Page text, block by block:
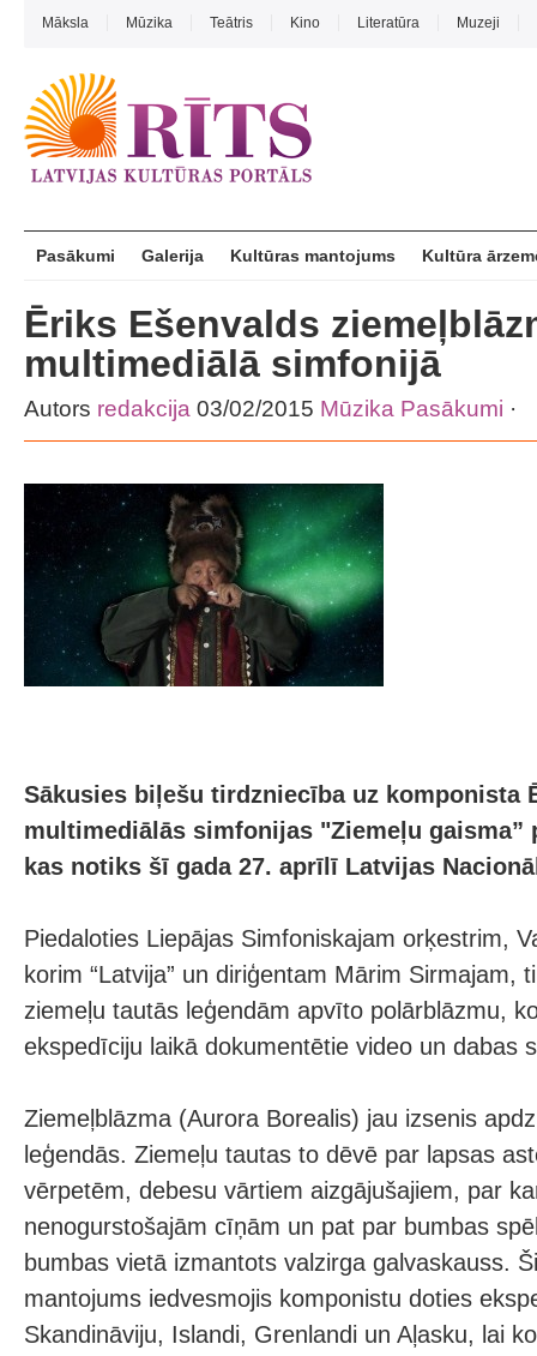
Māksla Mūzika Teātris Kino Literatūra Muzeji
Pasākumi Galerija Kultūras mantojums Kultūra
Ēriks Ešenvalds
multimediālā simfonijā
Autors redakcija 03/02/2015 Mūzika Pasākumi ·
Sākusies biļešu tirdzniecība uz komponista
multimediālās simfonijas "Ziemeļu gaisma”
kas notiks šī gada 27. aprīlī Latvijas
Piedaloties Liepājas Simfoniskajam orķestrim,
korim “Latvija” un diriģentam Mārim Sirmajam,
ziemeļu tautās leģendām apvīto polārblāzmu,
ekspedīciju laikā dokumentētie video un dabas
Ziemeļblāzma (Aurora Borealis) jau izsenis
leģendās. Ziemeļu tautas to dēvē par lapsas
vērpetēm, debesu vārtiem aizgājušajiem, par
nenogurstošajām cīņām un pat par bumbas
bumbas vietā izmantots valzirga galvaskauss.
mantojums iedvesmojis komponistu doties
Skandināviju, Islandi, Grenlandi un Aļasku, lai